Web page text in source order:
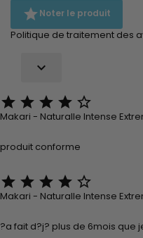
Noter le produit
Politique de traitement des

    
Makari - Naturalle Intense
produit conforme
    
Makari - Naturalle Intense
?a fait d?j? plus de 6mois que